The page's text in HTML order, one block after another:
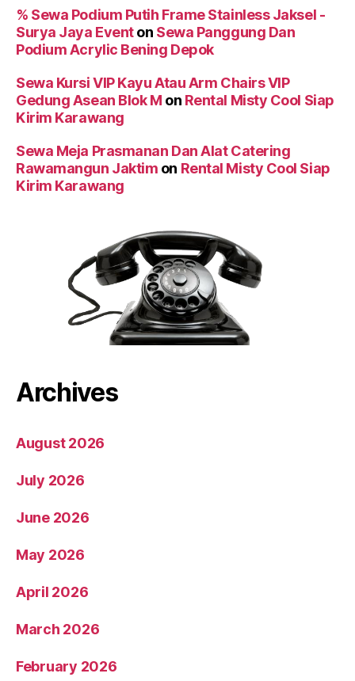
% Sewa Podium Putih Frame Stainless Jaksel -
Surya Jaya Eventon Sewa Panggung Dan
Podium Acrylic Bening Depok
Sewa Kursi VIP Kayu Atau Arm Chairs VIP
Gedung Asean Blok M on Rental Misty Cool Siap
Kirim Karawang
Sewa Meja Prasmanan Dan Alat Catering
Rawamangun Jaktim on Rental Misty Cool Siap
Kirim Karawang
Archives
August 2026
July 2026
June 2026
May 2026
April 2026
March 2026
February 2026